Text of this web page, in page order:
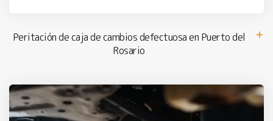
Peritación de caja de cambios defectuosa en Puerto del
Rosario